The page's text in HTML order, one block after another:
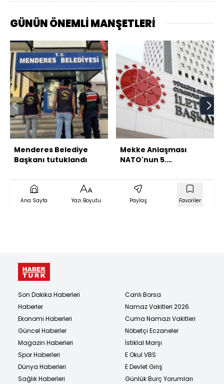
GÜNÜN ÖNEMLİ MANŞETLERİ
Menderes Belediye
Başkanı tutuklandı
Mekke Anlaşması
NATO'nun 5.
Ana Sayfa Yazı Boyutu Paylaş Favoriler
Son Dakika Haberleri
Haberler
Ekonomi Haberleri
Güncel Haberler
Magazin Haberleri
Spor Haberleri
Dünya Haberleri
Sağlık Haberleri
Canlı Borsa
Namaz Vakitleri 2026
Cuma Namazı Vakitleri
Nöbetçi Eczaneler
İstiklal Marşı
E Okul VBS
E Devlet Giriş
Günlük Burç Yorumları